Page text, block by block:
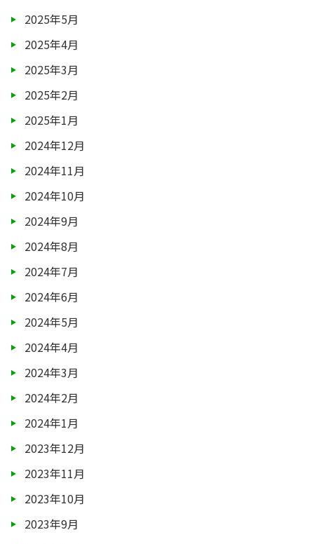
2025年5月
2025年4月
2025年3月
2025年2月
2025年1月
2024年12月
2024年11月
2024年10月
2024年9月
2024年8月
2024年7月
2024年6月
2024年5月
2024年4月
2024年3月
2024年2月
2024年1月
2023年12月
2023年11月
2023年10月
2023年9月